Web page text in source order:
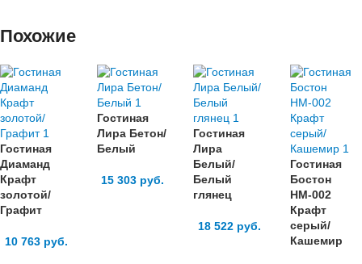
Похожие
Гостиная
Диаманд
Крафт
золотой/
Графит
10 763руб.
Гостиная
Лира Бетон/
Белый
15 303 руб.
Гостиная
Лира
Белый/
Белый
глянец
18 522руб.
Гостиная
Бостон
НМ-002
Крафт
серый/
Кашемир